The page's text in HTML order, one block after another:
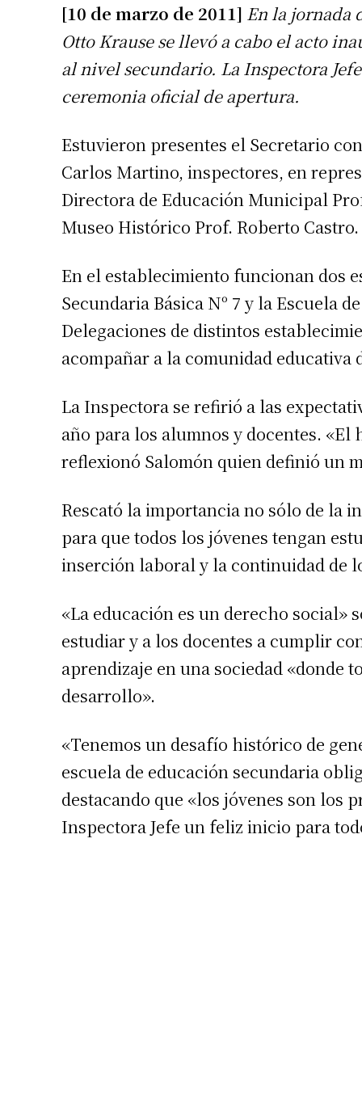
[10 de marzo de 2011] En la jornada
Otto Krause se llevó a cabo el acto
al nivel secundario. La Inspectora
ceremonia oficial de apertura.
Estuvieron presentes el Secretario
Carlos Martino, inspectores, en
Directora de Educación Municipal
Museo Histórico Prof. Roberto Castro.
En el establecimiento funcionan dos
Secundaria Básica Nº 7 y la Escuela
Delegaciones de distintos
acompañar a la comunidad educativa
La Inspectora se refirió a las
año para los alumnos y docentes.
reflexionó Salomón quien definió un
Rescató la importancia no sólo de la
para que todos los jóvenes tengan
inserción laboral y la continuidad de
«La educación es un derecho social»
estudiar y a los docentes a cumplir
aprendizaje en una sociedad «donde
desarrollo».
«Tenemos un desafío histórico de
escuela de educación secundaria
destacando que «los jóvenes son los
Inspectora Jefe un feliz inicio para